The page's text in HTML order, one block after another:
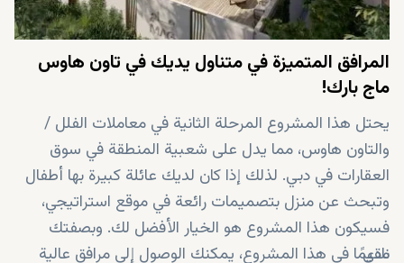
المرافق المتميزة في متناول يديك في تاون هاوس
ماج بارك!
يحتل هذا المشروع المرحلة الثانية في معاملات الفلل /
والتاون هاوس، مما يدل على شعبية المنطقة في سوق
العقارات في دبي. لذلك إذا كان لديك عائلة كبيرة بها أطفال
وتبحث عن منزل بتصميمات رائعة في موقع استراتيجي،
فسيكون هذا المشروع هو الخيار الأفضل لك. وبصفتك
مقيمًا في هذا المشروع، يمكنك الوصول إلى مرافق عالية
نادي